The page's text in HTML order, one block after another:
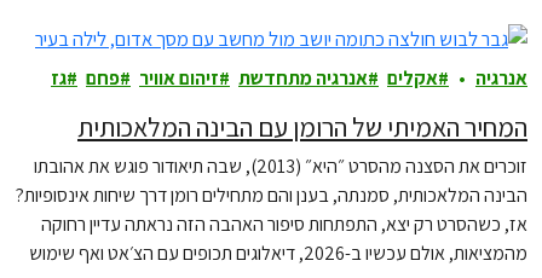
אנרגיה אקלים אנרגיה מתחדשת זיהום אוויר פחם גז
המחיר האמיתי של הרומן עם הבינה המלאכותית
זוכרים את הסצנה מהסרט ״היא״ (2013), שבה תיאודור פוגש את אהובתו
הבינה המלאכותית, סמנתה, בענן והם מתחילים רומן דרך שיחות אינסופיות?
אז, כשהסרט רק יצא, התפתחות סיפור האהבה הזה נראתה עדיין רחוקה
מהמציאות, אולם עכשיו ב-2026, דיאלוגים תכופים עם הצ׳אט ואף שימוש